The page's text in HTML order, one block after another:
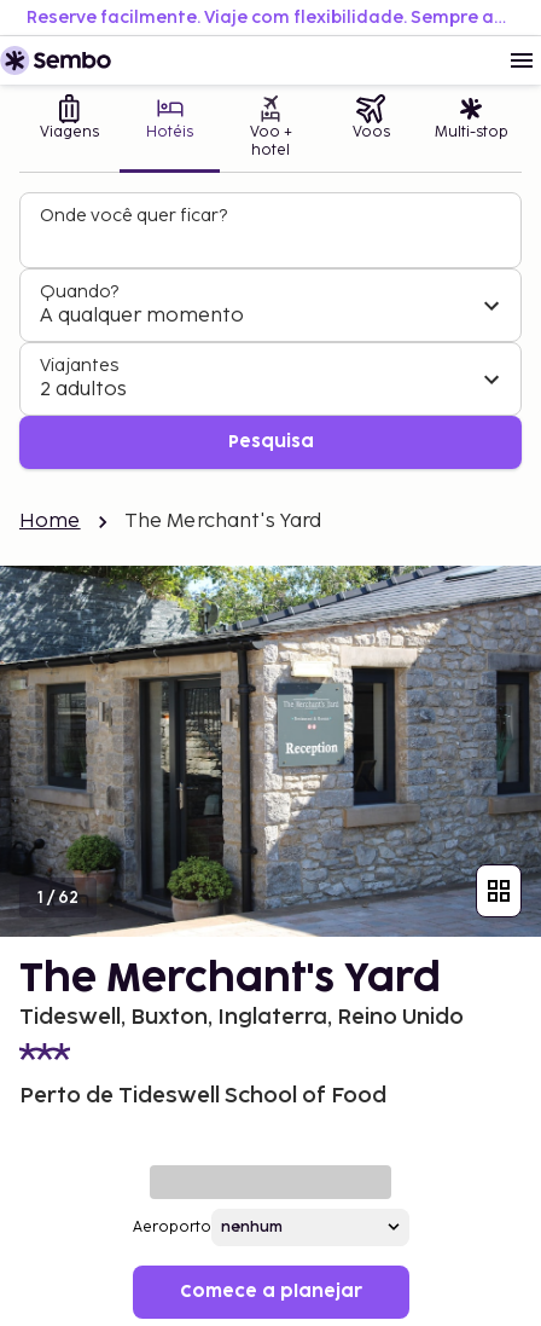
Reserve facilmente. Viaje com flexibilidade. Sempre ao melhor preço.
Viagens Hotéis
Voo +
hotel
Voos Multi-stop
Onde você quer ficar?
Quando?
A qualquer momento
Viajantes
2 adultos
Pesquisa
Home The Merchant's Yard
1 /62
The Merchant's Yard
Tideswell, Buxton, Inglaterra, Reino Unido
Perto de Tideswell School of Food
Aeroporto
Comece a planejar